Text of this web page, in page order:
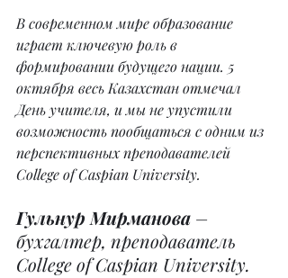
В современном мире образование
играет ключевую роль в
формировании будущего нации. 5
октября весь Казахстан отмечал
День учителя, и мы не упустили
возможность пообщаться с одним из
перспективных преподавателей
College of Caspian University.
Гульнур Мирманова –
бухгалтер, преподаватель
College of Caspian University.